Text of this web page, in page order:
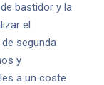
bastidor y la
el
segunda
y
a un coste